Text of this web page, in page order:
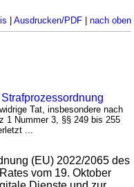
| Ausdrucken/PDF| nach oben
Tat, insbesondere nach
1 Nummer 3, §§ 249 bis 255
...
(EU) 2022/2065 des
vom 19. Oktober